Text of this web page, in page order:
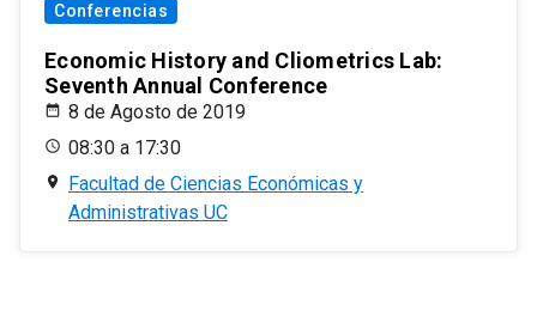
Conferencias
Economic History and Cliometrics Lab:
Seventh Annual Conference
8 de Agosto de 2019
08:30 a 17:30
Facultad de Ciencias Económicas y
Administrativas UC